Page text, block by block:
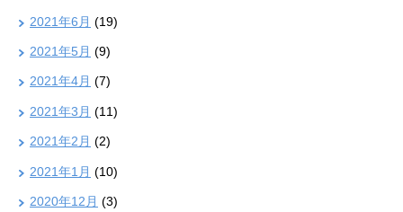
2021年6月 (19)
2021年5月 (9)
2021年4月 (7)
2021年3月 (11)
2021年2月 (2)
2021年1月 (10)
2020年12月 (3)